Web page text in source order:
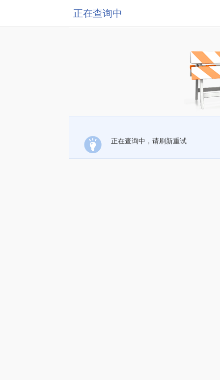
正在查询中
正在查询中，请刷新重试